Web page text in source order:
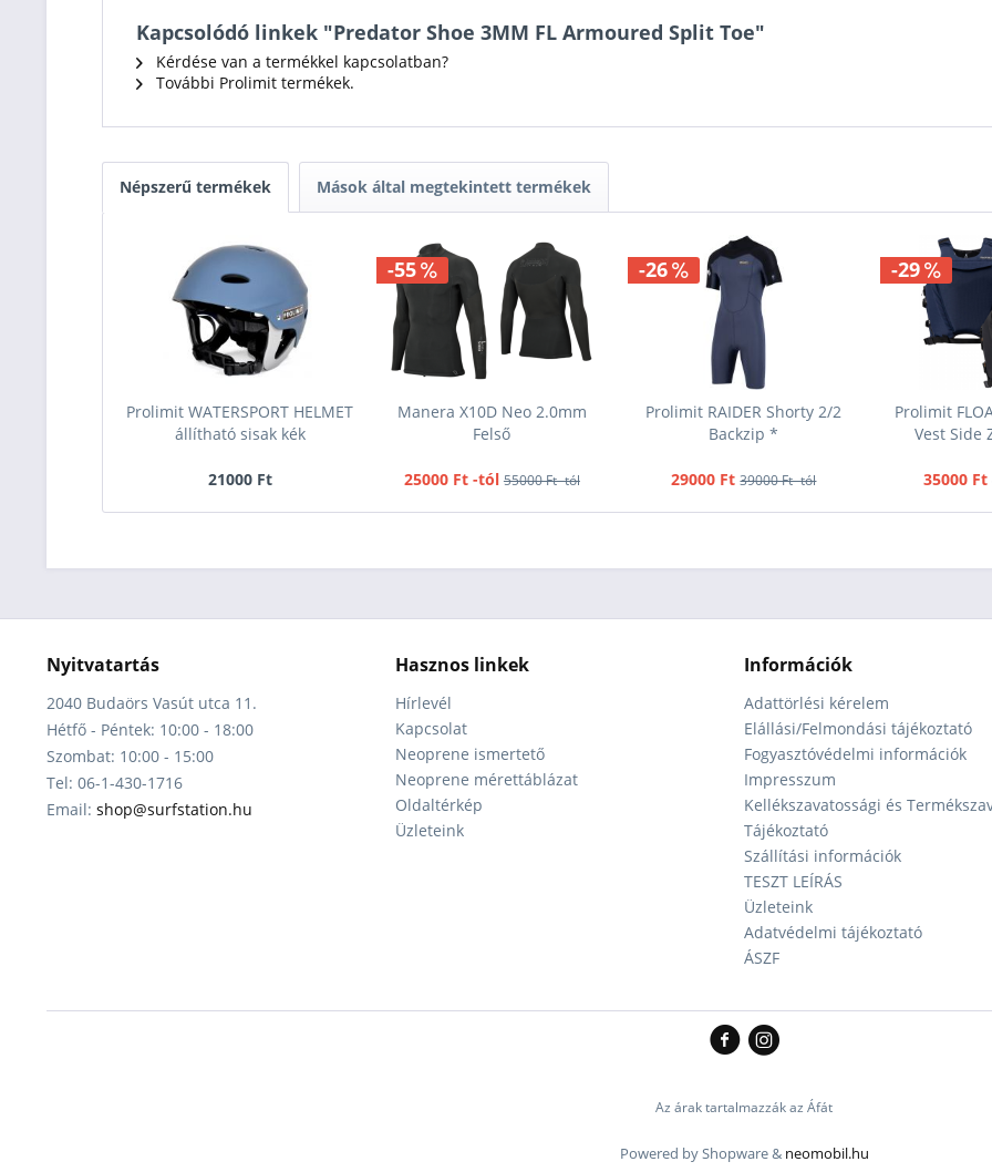
Kapcsolódó linkek "Predator Shoe 3MM FL Armoured Split Toe"
Kérdése van a termékkel kapcsolatban?
További Prolimit termékek.
Népszerű termékek Mások által megtekintett termékek
Prolimit WATERSPORT HELMET
állítható sisak kék
21000 Ft
-55
Manera X10D Neo 2.0mm
Felső
25000 Ft -tól 55000 Ft -tól
-26
Prolimit RAIDER Shorty 2/2
Backzip *
29000 Ft 39000 Ft -tól
-29
Prolimit
Vest Side
35000 Ft
Nyitvatartás
2040 Budaörs Vasút utca 11.
Hétfő - Péntek: 10:00 - 18:00
Szombat: 10:00 - 15:00
Tel: 06-1-430-1716
Email: shop@surfstation.hu
Hasznos linkek
Hírlevél
Kapcsolat
Neoprene ismertető
Neoprene mérettáblázat
Oldaltérkép
Üzleteink
Információk
Adattörlési kérelem
Elállási/Felmondási tájékoztató
Fogyasztóvédelmi információk
Impresszum
Kellékszavatossági és
Tájékoztató
Szállítási információk
TESZT LEÍRÁS
Üzleteink
Adatvédelmi tájékoztató
ÁSZF
Az árak tartalmazzák az Áfát
Powered by Shopware & neomobil.hu